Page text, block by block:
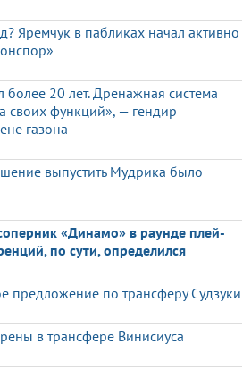
Яремчук в пабликах начал активно
более 20 лет. Дренажная система
своих функций», — гендир
газона
выпустить Мудрика было
«Динамо» в раунде плей-
по сути, определился
предложение по трансферу Судзуки
в трансфере Винисиуса